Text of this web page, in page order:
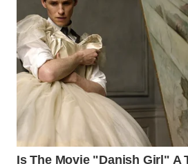
WN
BOROBUDUR
WN
MADURA
WN
SURABAYA
WN